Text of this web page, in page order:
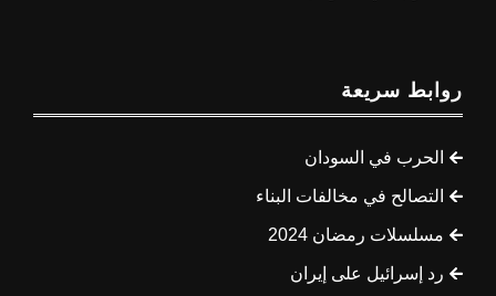
روابط سريعة
الحرب في السودان
التصالح في مخالفات البناء
مسلسلات رمضان 2024
رد إسرائيل على إيران